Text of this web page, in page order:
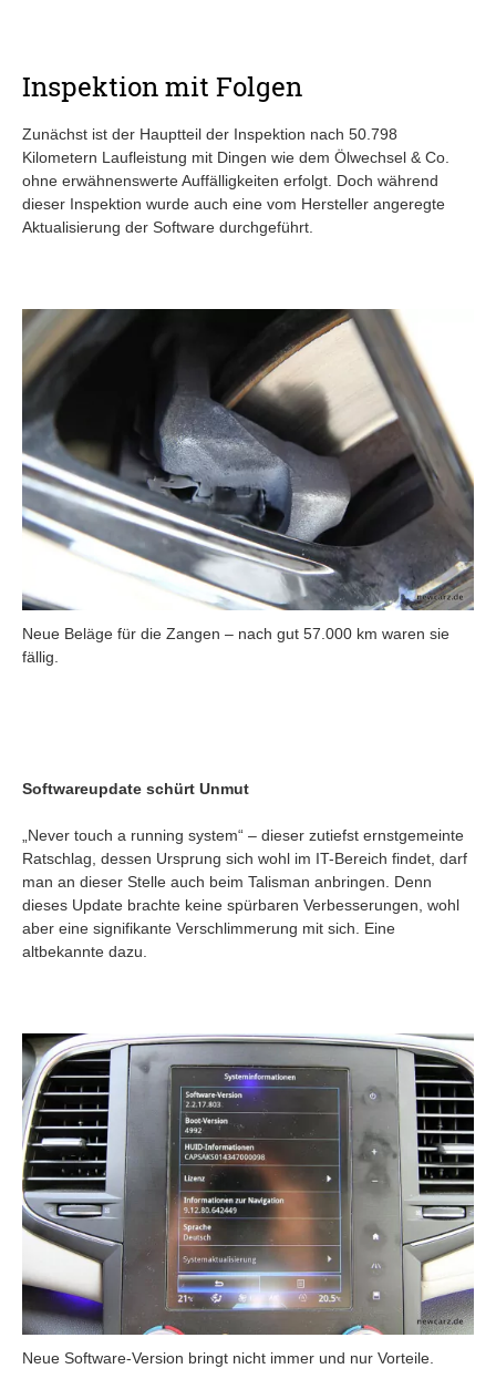
Inspektion mit Folgen
Zunächst ist der Hauptteil der Inspektion nach 50.798
Kilometern Laufleistung mit Dingen wie dem Ölwechsel & Co.
ohne erwähnenswerte Auffälligkeiten erfolgt. Doch während
dieser Inspektion wurde auch eine vom Hersteller angeregte
Aktualisierung der Software durchgeführt.
Neue Beläge für die Zangen – nach gut 57.000 km waren sie
fällig.
Softwareupdate schürt Unmut
„Never touch a running system“ – dieser zutiefst ernstgemeinte
Ratschlag, dessen Ursprung sich wohl im IT-Bereich findet, darf
man an dieser Stelle auch beim Talisman anbringen. Denn
dieses Update brachte keine spürbaren Verbesserungen, wohl
aber eine signifikante Verschlimmerung mit sich. Eine
altbekannte dazu.
Neue Software-Version bringt nicht immer und nur Vorteile.